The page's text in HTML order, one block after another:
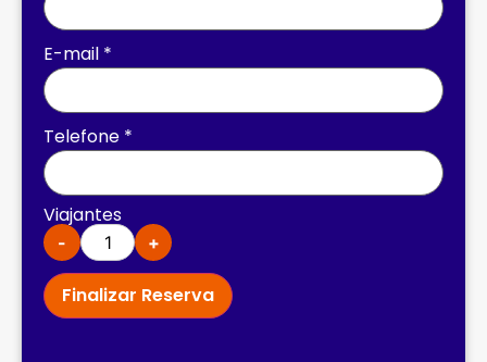
E-mail *
Telefone *
Viajantes
- +
Finalizar Reserva